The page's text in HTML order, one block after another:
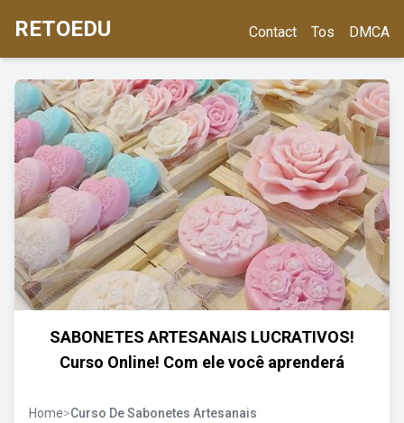
RETOEDU Contact Tos DMCA
SABONETES ARTESANAIS LUCRATIVOS!
Curso Online! Com ele você aprenderá
Home>Curso De Sabonetes Artesanais